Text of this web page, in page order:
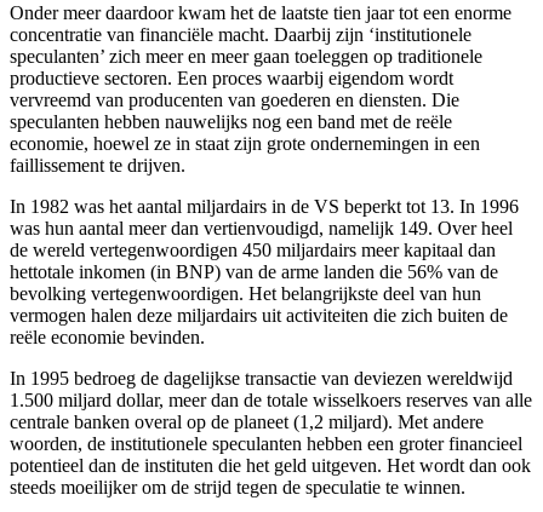
Onder meer daardoor kwam het de laatste tien jaar tot een enorme
concentratie van financiële macht. Daarbij zijn ‘institutionele
speculanten’ zich meer en meer gaan toeleggen op traditionele
productieve sectoren. Een proces waarbij eigendom wordt
vervreemd van producenten van goederen en diensten. Die
speculanten hebben nauwelijks nog een band met de reële
economie, hoewel ze in staat zijn grote ondernemingen in een
faillissement te drijven.
In 1982 was het aantal miljardairs in de VS beperkt tot 13. In 1996
was hun aantal meer dan vertienvoudigd, namelijk 149. Over heel
de wereld vertegenwoordigen 450 miljardairs meer kapitaal dan
hettotale inkomen (in BNP) van de arme landen die 56% van de
bevolking vertegenwoordigen. Het belangrijkste deel van hun
vermogen halen deze miljardairs uit activiteiten die zich buiten de
reële economie bevinden.
In 1995 bedroeg de dagelijkse transactie van deviezen wereldwijd
1.500 miljard dollar, meer dan de totale wisselkoers reserves van alle
centrale banken overal op de planeet (1,2 miljard). Met andere
woorden, de institutionele speculanten hebben een groter financieel
potentieel dan de instituten die het geld uitgeven. Het wordt dan ook
steeds moeilijker om de strijd tegen de speculatie te winnen.